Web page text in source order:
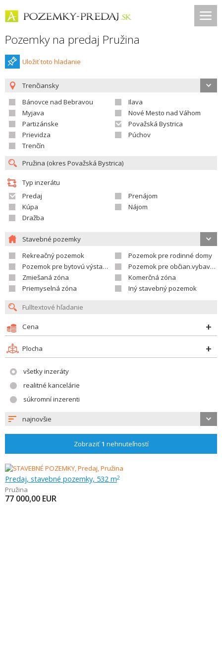
Pozemky na predaj Pružina
Uložiť toto hladanie
Trenčiansky
Bánovce nad Bebravou
Ilava
Myjava
Nové Mesto nad Váhom
Partizánske
Považská Bystrica
Prievidza
Púchov
Trenčín
Typ inzerátu
Predaj
Prenájom
Kúpa
Nájom
Dražba
Stavebné pozemky
Rekreačný pozemok
Pozemok pre rodinné domy
Pozemok pre bytovú výstavbu
Pozemok pre občian.vybavenosť
Zmiešaná zóna
Komerčná zóna
Priemyselná zóna
Iný stavebný pozemok
Cena
Plocha
všetky inzeráty
realitné kancelárie
súkromní inzerenti
najnovšie
Zobraziť1 nehnuteľností
Predaj, stavebné pozemky, 532 m2
Pružina
77 000,00 EUR